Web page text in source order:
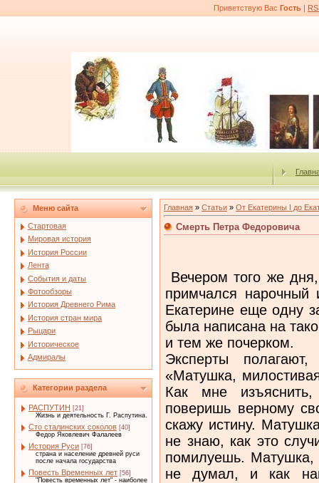
Приветствую Вас Гость |
Меню сайта
Стартовая
Мировая история
История России
Лента
События и даты
Фотообзоры
История Древнего Рима
История стран мира
Рыцари
Историческое
Адмиралы
Категории раздела
РАСПУТИН [21]
Жизнь и деятельность Г. Распутина.
Сто сталинских соколов [40]
Федор Яковлевич Фалалеев
История Руси [76]
страна и население древней руси
после начала государства
Повесть Временных лет [56]
"Повесть временных лет" - наиболее
Главная » Статьи » От Екатерины I до
Смерть Петра Федоровича
Вечером того же
примчался нарочный
Екатерине еще одну
была написана на
и тем же почерком.
Эксперты
«Матушка,
Как мне
поверишь верному
скажу истину.
не знаю, как это
помилуешь. Матушка,
не думал, и как